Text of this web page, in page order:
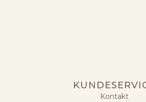
Kontakt